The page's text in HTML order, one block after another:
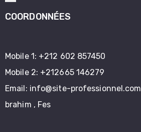
COORDONNÉES
Mobile 1: +212 602 857450
Mobile 2: +212665 146279
Email: info@site-professionnel.com
brahim , Fes